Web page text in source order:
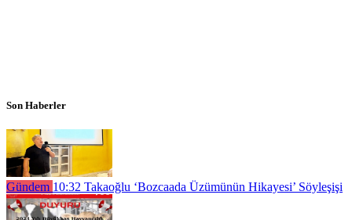
Son Haberler
Gündem 10:32 Takaoğlu ‘Bozcaada Üzümünün Hikayesi’ Söyleşişi